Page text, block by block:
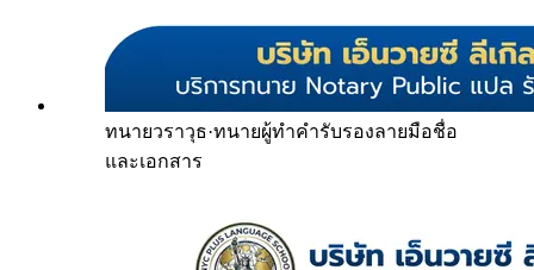
ทนายวราวุธ·ทนายผู้ทำคำรับรองลายมือชื่อ
และเอกสาร